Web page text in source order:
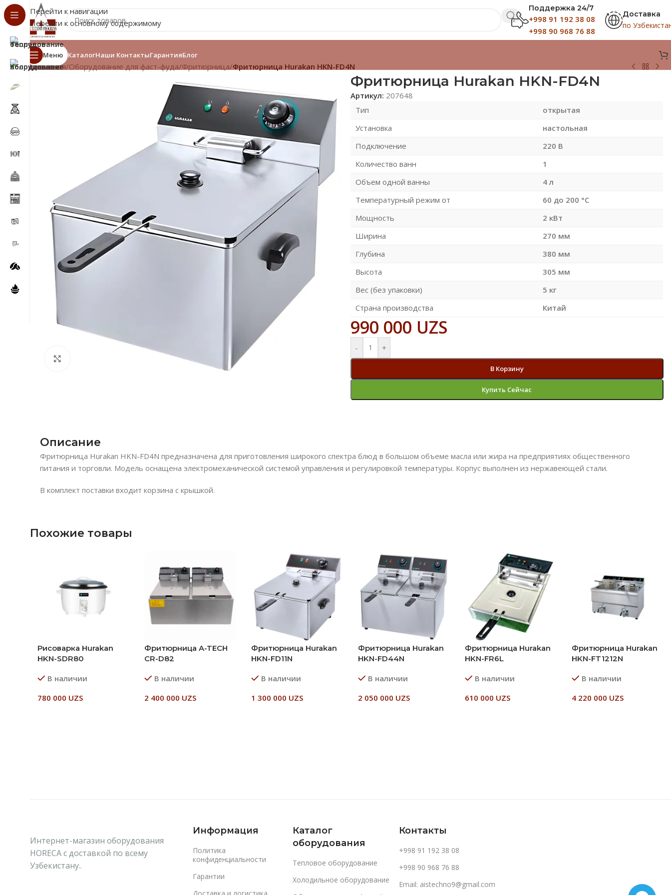
Перейти к навигации
Перейти к основному содержимому
Поддержка 24/7
+998 91 192 38 08
+998 90 968 76 88
Доставка
по
Меню КаталогНаши КонтактыГарантияБлог
Главная/Оборудование для фаст-фуда/Фритюрница/Фритюрница Hurakan HKN-FD4N
Фритюрница Hurakan HKN-FD4N
Артикул: 207648
Тип
открытая
Установка
настольная
Подключение
220 В
Количество ванн
1
Объем одной ванны
4 л
Температурный режим от
60 до 200 °С
Мощность
2 кВт
Ширина
270 мм
Глубина
380 мм
Высота
305 мм
Вес (без упаковки)
5 кг
Страна производства
Китай
990 000 UZS
- +
В Корзину
Купить Сейчас
Описание
Фритюрница Hurakan HKN-FD4N предназначена для приготовления широкого спектра блюд в большом объеме масла или жира на предприятиях общественного
питания и торговли. Модель оснащена электромеханической системой управления и регулировкой температуры. Корпус выполнен из нержавеющей стали.
В комплект поставки входит корзина с крышкой.
Похожие товары
Рисоварка Hurakan
HKN-SDR80
В наличии
780 000 UZS
Фритюрница A-TECH
CR-D82
В наличии
2 400 000 UZS
Фритюрница Hurakan
HKN-FD11N
В наличии
1 300 000 UZS
Фритюрница Hurakan
HKN-FD44N
В наличии
2 050 000 UZS
Фритюрница Hurakan
HKN-FR6L
В наличии
610 000 UZS
Фритюрница Hurakan
HKN-FT1212N
В наличии
4 220 000 UZS
Интернет-магазин оборудования
HORECA с доставкой по всему
Узбекистану..
Информация
Политика
конфиденциальности
Гарантии
Доставка и логистика
Каталог
оборудования
Тепловое оборудование
Холодильное оборудование
Контакты
+998 91 192 38 08
+998 90 968 76 88
Email: aistechno9@gmail.com